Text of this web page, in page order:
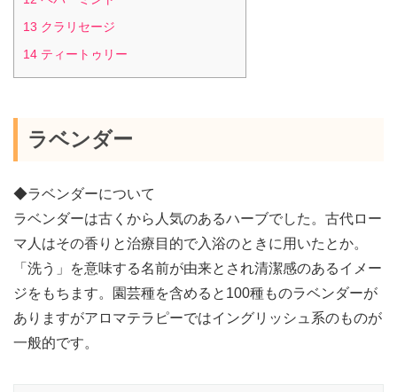
13 クラリセージ
14 ティートゥリー
ラベンダー
◆ラベンダーについて
ラベンダーは古くから人気のあるハーブでした。古代ロー
マ人はその香りと治療目的で入浴のときに用いたとか。
「洗う」を意味する名前が由来とされ清潔感のあるイメー
ジをもちます。園芸種を含めると100種ものラベンダーが
ありますがアロマテラピーではイングリッシュ系のものが
一般的です。